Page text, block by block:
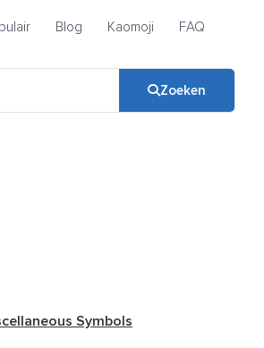
Blog Kaomoji FAQ
Zoeken
Symbols